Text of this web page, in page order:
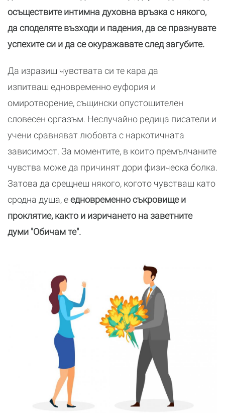
осъществите интимна духовна връзка с някого,
да споделяте възходи и падения, да се празнувате
успехите си и да се окуражавате след загубите.
Да изразиш чувствата си те кара да
изпитваш едновременно еуфория и
омиротворение, същински опустошителен
словесен оргазъм. Неслучайно редица писатели и
учени сравняват любовта с наркотичната
зависимост. За моментите, в които премълчаните
чувства може да причинят дори физическа болка.
Затова да срещнеш някого, когото чувстваш като
сродна душа, еедновременно съкровище и
проклятие, както и изричането на заветните
думи "Обичам те".